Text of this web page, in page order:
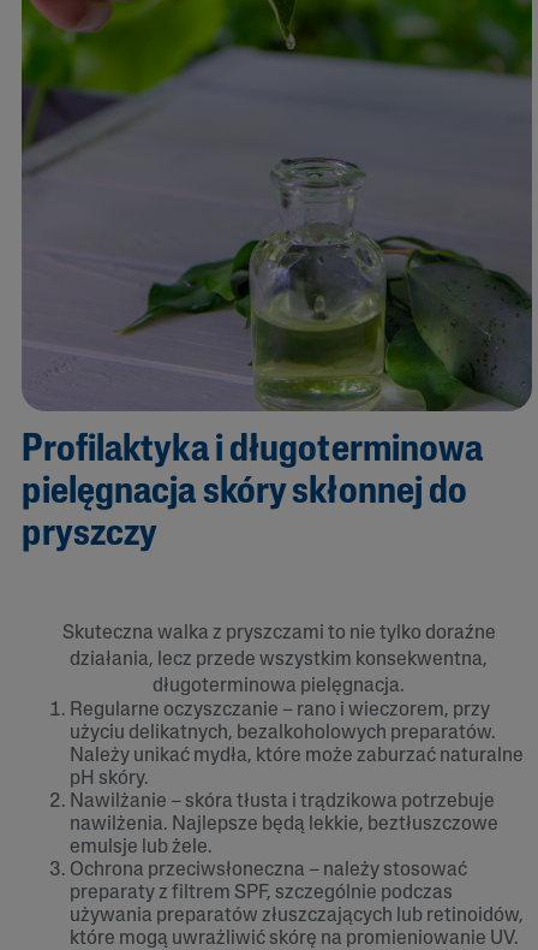
Profilaktyka i długoterminowa
pielęgnacja skóry skłonnej do
pryszczy
Skuteczna walka z pryszczami to nie tylko doraźne
działania, lecz przede wszystkim konsekwentna,
długoterminowa pielęgnacja.
Regularne oczyszczanie – rano i wieczorem, przy
użyciu delikatnych, bezalkoholowych preparatów.
Należy unikać mydła, które może zaburzać naturalne
pH skóry.
Nawilżanie – skóra tłusta i trądzikowa potrzebuje
nawilżenia. Najlepsze będą lekkie, beztłuszczowe
emulsje lub żele.
Ochrona przeciwsłoneczna – należy stosować
preparaty z filtrem SPF, szczególnie podczas
używania preparatów złuszczających lub retinoidów,
które mogą uwrażliwić skórę na promieniowanie UV.